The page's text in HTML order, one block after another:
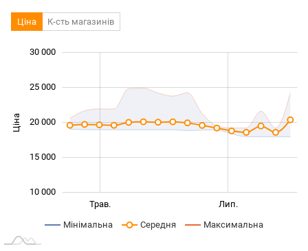
Ціна К-сть магазинів
Ціна 14 000
10 000
30 000
20 000
25 000
15 000
Трав. Лип.
Мінімальна Середня Максимальна